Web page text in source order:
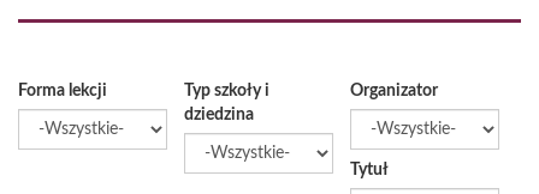
Forma lekcji
Typ szkoły i
dziedzina
Organizator
Tytuł